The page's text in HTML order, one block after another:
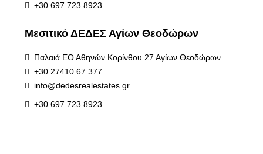
+30 697 723 8923
Μεσιτικό ΔΕΔΕΣ Αγίων Θεοδώρων
Παλαιά ΕΟ Αθηνών Κορίνθου 27 Αγίων Θεοδώρων
+30 27410 67 377
info@dedesrealestates.gr
+30 697 723 8923